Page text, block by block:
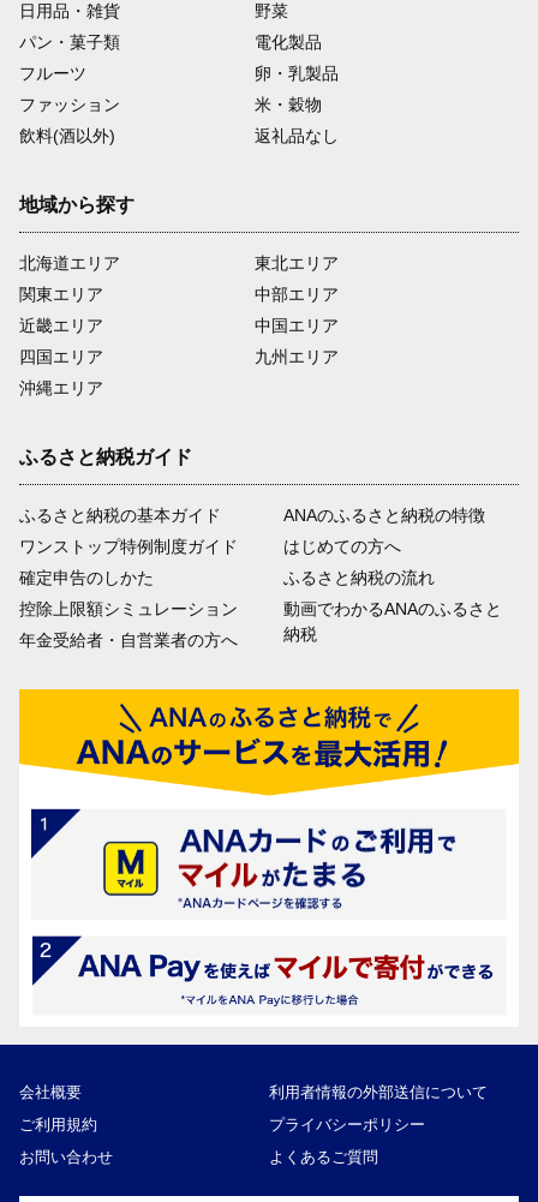
日用品・雑貨
野菜
パン・菓子類
電化製品
フルーツ
卵・乳製品
ファッション
米・穀物
飲料(酒以外)
返礼品なし
地域から探す
北海道エリア
関東エリア
近畿エリア
四国エリア
沖縄エリア
東北エリア
中部エリア
中国エリア
九州エリア
ふるさと納税ガイド
ふるさと納税の基本ガイド
ワンストップ特例制度ガイド
確定申告のしかた
控除上限額シミュレーション
年金受給者・自営業者の方へ
ANAのふるさと納税の特徴
はじめての方へ
ふるさと納税の流れ
動画でわかるANAのふるさと
納税
会社概要
利用者情報の外部送信について
ご利用規約
プライバシーポリシー
お問い合わせ
よくあるご質問